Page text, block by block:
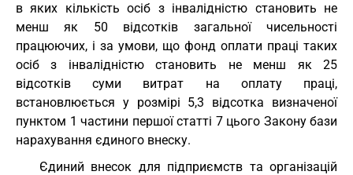
в яких кількість осіб з інвалідністю становить не
менш як 50 відсотків загальної чисельності
працюючих, і за умови, що фонд оплати праці таких
осіб з інвалідністю становить не менш як 25
відсотків суми витрат на оплату праці,
встановлюється у розмірі 5,3 відсотка визначеної
пунктом 1 частини першої статті 7 цього Закону бази
нарахування єдиного внеску.
Єдиний внесок для підприємств та організацій